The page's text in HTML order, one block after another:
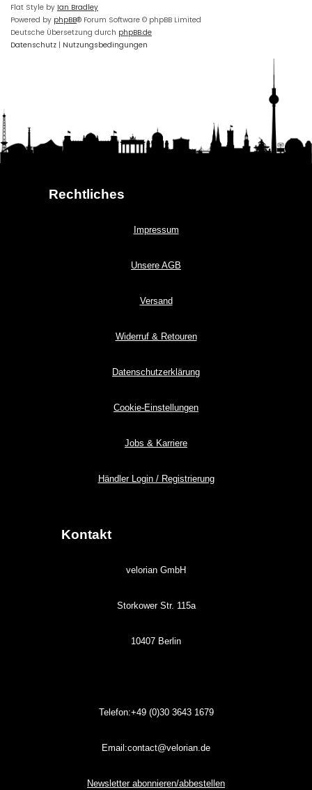
Flat Style by Ian Bradley
Powered by phpBB® Forum Software © phpBB Limited
Deutsche Übersetzung durch phpBB.de
Datenschutz | Nutzungsbedingungen
Rechtliches
Impressum
Unsere AGB
Versand
Widerruf & Retouren
Datenschutzerklärung
Cookie-Einstellungen
Jobs & Karriere
Händler Login / Registrierung
Kontakt
velorian GmbH
Storkower Str. 115a
10407 Berlin
Telefon:+49 (0)3036431679
Email:contact@velorian.de
Newsletter abonnieren/abbestellen